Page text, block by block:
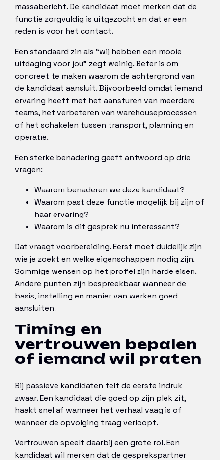
massabericht. De kandidaat moet merken dat de
functie zorgvuldig is uitgezocht en dat er een
reden is voor het contact.
Een standaard zin als “wij hebben een mooie
uitdaging voor jou” zegt weinig. Beter is om
concreet te maken waarom de achtergrond van
de kandidaat aansluit. Bijvoorbeeld omdat iemand
ervaring heeft met het aansturen van meerdere
teams, het verbeteren van warehouseprocessen
of het schakelen tussen transport, planning en
operatie.
Een sterke benadering geeft antwoord op drie
vragen:
Waarom benaderen we deze kandidaat?
Waarom past deze functie mogelijk bij zijn of
haar ervaring?
Waarom is dit gesprek nu interessant?
Dat vraagt voorbereiding. Eerst moet duidelijk zijn
wie je zoekt en welke eigenschappen nodig zijn.
Sommige wensen op het profiel zijn harde eisen.
Andere punten zijn bespreekbaar wanneer de
basis, instelling en manier van werken goed
aansluiten.
Timing en
vertrouwen bepalen
of iemand wil praten
Bij passieve kandidaten telt de eerste indruk
zwaar. Een kandidaat die goed op zijn plek zit,
haakt snel af wanneer het verhaal vaag is of
wanneer de opvolging traag verloopt.
Vertrouwen speelt daarbij een grote rol. Een
kandidaat wil merken dat de gesprekspartner